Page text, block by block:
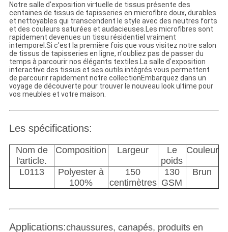
Notre salle d'exposition virtuelle de tissus présente des
centaines de tissus de tapisseries en microfibre doux, durables
et nettoyables qui transcendent le style avec des neutres forts
et des couleurs saturées et audacieuses.Les microfibres sont
rapidement devenues un tissu résidentiel vraiment
intemporel.Si c'est la première fois que vous visitez notre salon
de tissus de tapisseries en ligne, n'oubliez pas de passer du
temps à parcourir nos élégants textiles.La salle d'exposition
interactive des tissus et ses outils intégrés vous permettent
de parcourir rapidement notre collectionEmbarquez dans un
voyage de découverte pour trouver le nouveau look ultime pour
vos meubles et votre maison.
Les spécifications:
Nom de
l'article.
Composition Largeur
Le
poids
Couleur
L0113
Polyester à
100%
150
centimètres
130
GSM
Brun
Applications:chaussures, canapés, produits en